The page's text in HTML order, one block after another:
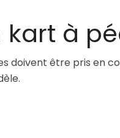
kart à
doivent être pris en